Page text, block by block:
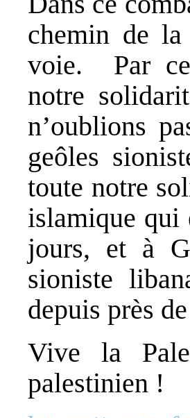
chemin de
voie. Par ce
notre
n’oublions
geôles
toute notre
islamique qui
jours, et à
sioniste
depuis près
Vive la
palestinien !